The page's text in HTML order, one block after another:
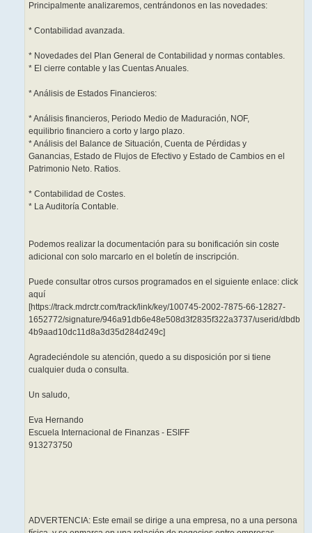
Principalmente analizaremos, centrándonos en las novedades:
* Contabilidad avanzada.
* Novedades del Plan General de Contabilidad y normas contables.
* El cierre contable y las Cuentas Anuales.
* Análisis de Estados Financieros:
* Análisis financieros, Periodo Medio de Maduración, NOF,
equilibrio financiero a corto y largo plazo.
* Análisis del Balance de Situación, Cuenta de Pérdidas y
Ganancias, Estado de Flujos de Efectivo y Estado de Cambios en el
Patrimonio Neto. Ratios.
* Contabilidad de Costes.
* La Auditoría Contable.
Podemos realizar la documentación para su bonificación sin coste
adicional con solo marcarlo en el boletín de inscripción.
Puede consultar otros cursos programados en el siguiente enlace: click
aquí
[https://track.mdrctr.com/track/link/key/100745-2002-7875-66-12827-
1652772/signature/946a91db6e48e508d3f2835f322a3737/userid/dbdb
4b9aad10dc11d8a3d35d284d249c]
Agradeciéndole su atención, quedo a su disposición por si tiene
cualquier duda o consulta.
Un saludo,
Eva Hernando
Escuela Internacional de Finanzas - ESIFF
913273750
ADVERTENCIA: Este email se dirige a una empresa, no a una persona